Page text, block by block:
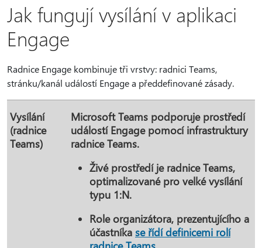
Jak fungují vysílání v aplikaci
Engage
Radnice Engage kombinuje tři vrstvy: radnici Teams,
stránku/kanál událostí Engage a předdefinované zásady.
Vysílání
(radnice
Teams)
Microsoft Teams podporuje prostředí
událostí Engage pomocí infrastruktury
radnice Teams.
Živé prostředí je radnice Teams,
optimalizované pro velké vysílání
typu 1:N.
Role organizátora, prezentujícího a
účastníka se řídí definicemi rolí